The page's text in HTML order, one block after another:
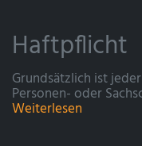
Haftpflicht
Grundsätzlich ist
Personen- oder
Weiterlesen